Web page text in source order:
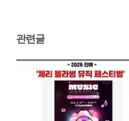
관련글